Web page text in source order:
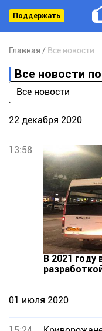
Поддержать
Главная Все новости
Все новости
Все новости
22 декабря 2020
13:58
В 2021 году
01 июля 2020